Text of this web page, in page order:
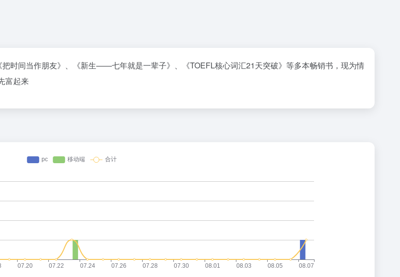
把时间当作朋友》、《新生——七年就是一辈子》、《TOEFL核心词汇21天突破》等多本畅销书，现为情
富起来